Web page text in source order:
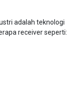
adalah teknologi
receiver seperti: